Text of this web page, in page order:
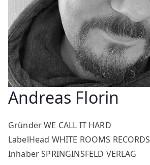
Andreas Florin
Gründer WE CALL IT HARD
LabelHead WHITE ROOMS RECORDS
Inhaber SPRINGINSFELD VERLAG